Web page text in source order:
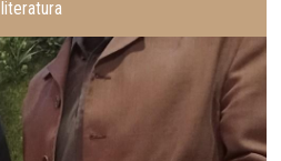
literatura